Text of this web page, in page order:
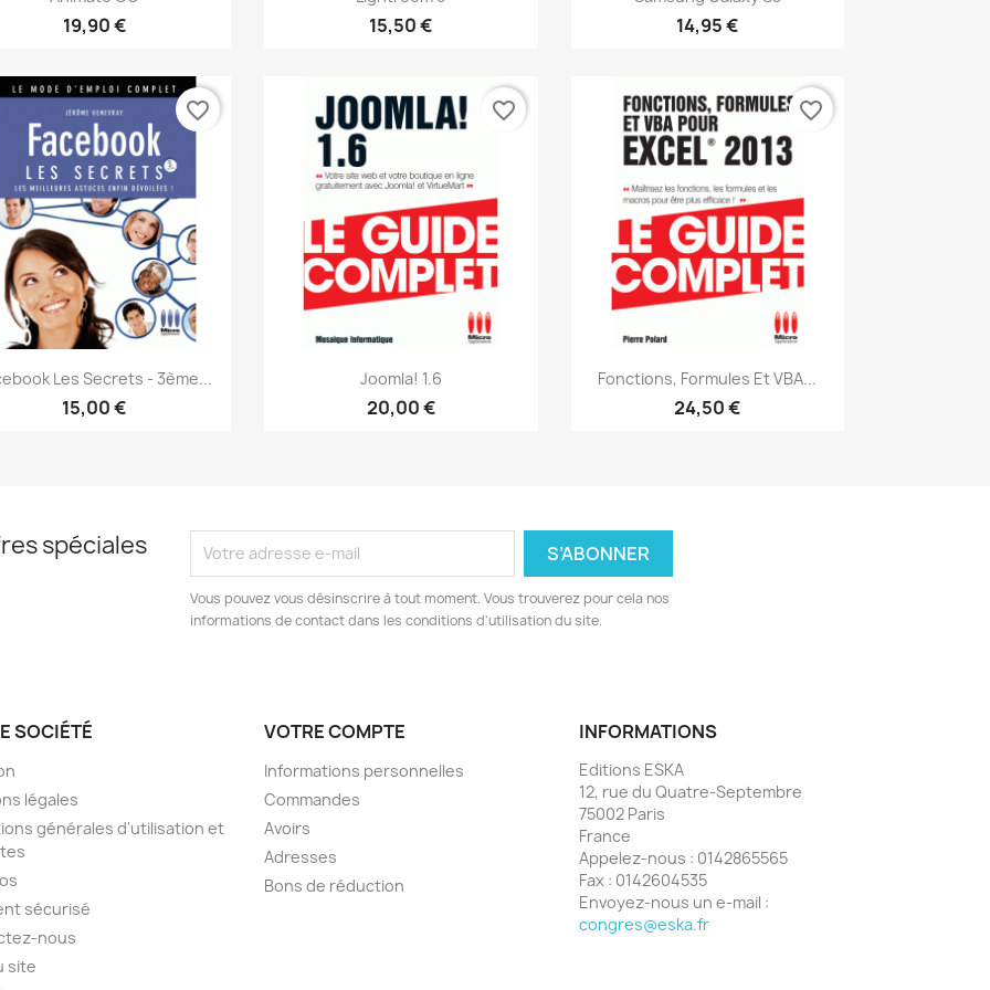
19,90 € 15,50 € 14,95 €
Aperçu rapide
Les Secrets - 3ème...
15,00 €
favorite_border
Aperçu rapide
Joomla! 1.6
20,00 €
favorite_border
Aperçu rapide
Fonctions, Formules Et VBA...
24,50 €
favorite_border
spéciales
Vous pouvez vous désinscrire à tout moment. Vous trouverez pour cela nos
informations de contact dans les conditions d'utilisation du site.
SOCIÉTÉ
légales
générales d'utilisation et
sécurisé
nous
site
VOTRE COMPTE
Informations personnelles
Commandes
Avoirs
Adresses
Bons de réduction
INFORMATIONS
Editions ESKA
12, rue du Quatre-Septembre
75002 Paris
France
Appelez-nous : 0142865565
Fax : 0142604535
Envoyez-nous un e-mail :
congres@eska.fr